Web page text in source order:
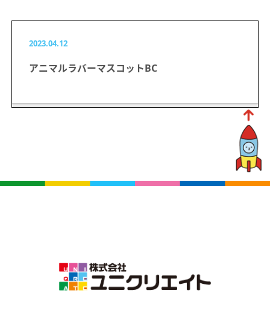
2023.04.12
アニマルラバーマスコットBC